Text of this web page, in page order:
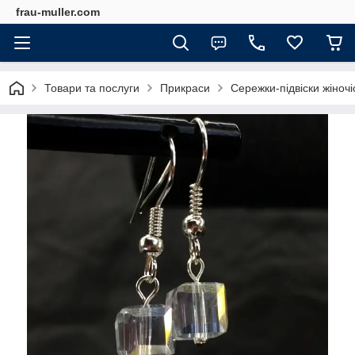
frau-muller.com
Товари та послуги Прикраси Сережки-підвіски